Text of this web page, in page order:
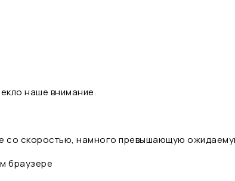
наше внимание.
со скоростью, намного превышающую
браузере